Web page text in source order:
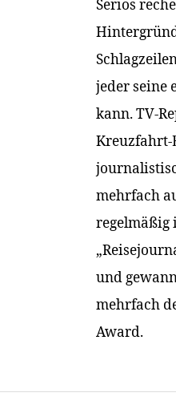
Seriös
jeder seine
kann. TV-
Kreuzfahrt-
mehrfach
regelmäßig
und
mehrfach
Award.